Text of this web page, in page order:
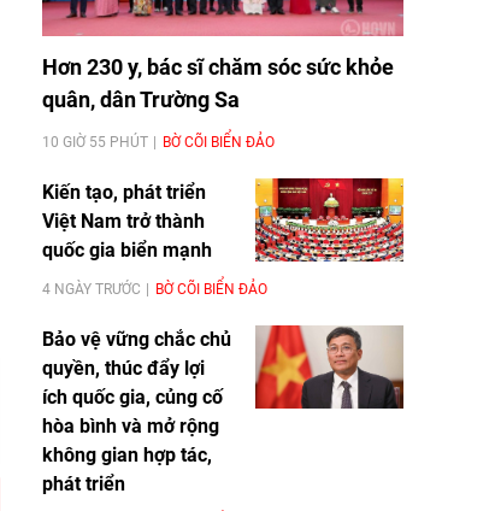
Hơn 230 y, bác sĩ chăm sóc sức khỏe
quân, dân Trường Sa
10 GIỜ 55 PHÚT BỜ CÕI BIỂN ĐẢO
Kiến tạo, phát triển
Việt Nam trở thành
quốc gia biển mạnh
4 NGÀY TRƯỚC BỜ CÕI BIỂN ĐẢO
Bảo vệ vững chắc chủ
quyền, thúc đẩy lợi
ích quốc gia, củng cố
hòa bình và mở rộng
không gian hợp tác,
phát triển